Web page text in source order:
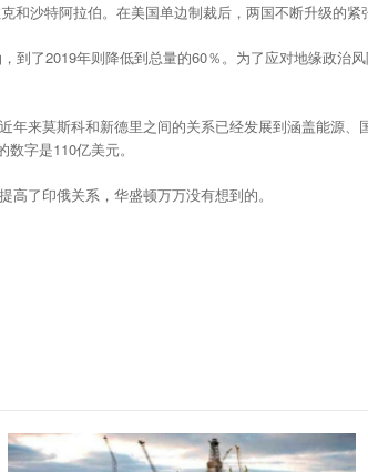
和沙特阿拉伯。在美国单边制裁后，两国不断升级的紧
到了2019年则降低到总量的60％。为了应对地缘政治
年来莫斯科和新德里之间的关系已经发展到涵盖能源
字是110亿美元。
了印俄关系，华盛顿万万没有想到的。